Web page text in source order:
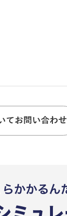
てお問い合わせ